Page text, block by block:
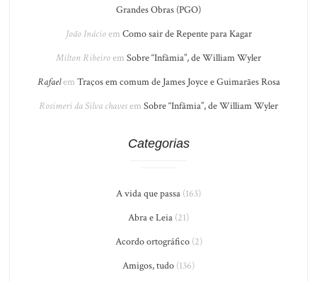
Grandes Obras (PGO)
João Inácioem Como sair de Repente para Kagar
Milton Ribeiroem Sobre “Infâmia”, de William Wyler
Rafaelem Traços em comum de James Joyce e Guimarães Rosa
Rosimeri da Silva chavesem Sobre “Infâmia”, de William Wyler
Categorias
A vida que passa (163)
Abra e Leia (21)
Acordo ortográfico(2)
Amigos, tudo (136)